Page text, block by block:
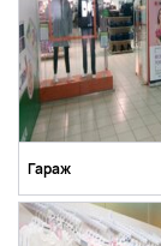
Гараж